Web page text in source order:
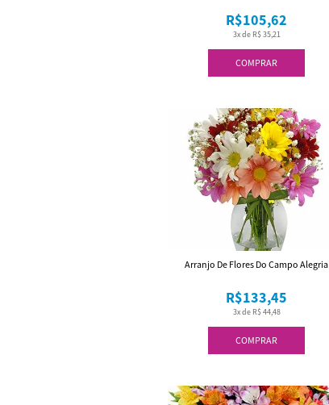
COMPRAR
3x de R$ 35,21
R$105,62
COMPRAR
3x de R$ 44,48
R$133,45
Arranjo De Flores Do Campo Alegria